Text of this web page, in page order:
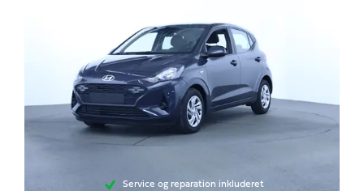
Service og reparation inkluderet